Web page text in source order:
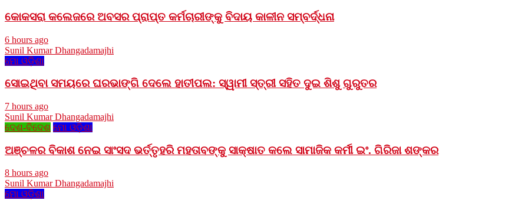
କୋକସରା କଲେଜରେ ଅବସର ପ୍ରାପ୍ତ କର୍ମଚାରୀଙ୍କୁ ବିଦାୟ କାଳୀନ ସମ୍ବର୍ଦ୍ଧନା
6 hours ago
Sunil Kumar Dhangadamajhi
ମୋ ଓଡ଼ିଶା
ସୋଇଥିବା ସମୟରେ ଘରଭାଙ୍ଗି ଦେଲେ ହାତୀପଲ: ସ୍ୱାମୀ ସ୍ତ୍ରୀ ସହିତ ଦୁଇ ଶିଶୁ ଗୁରୁତର
7 hours ago
Sunil Kumar Dhangadamajhi
ଦେଶ-ବିଦେଶ ମୋ ଓଡ଼ିଶା
ଅଞ୍ଚଳର ବିକାଶ ନେଇ ସାଂସଦ ଭର୍ତ୍ତୃହରି ମହତାବଙ୍କୁ ସାକ୍ଷାତ କଲେ ସାମାଜିକ କର୍ମୀ ଇଂ. ଗିରିଜା ଶଙ୍କର
8 hours ago
Sunil Kumar Dhangadamajhi
ମୋ ଓଡ଼ିଶା